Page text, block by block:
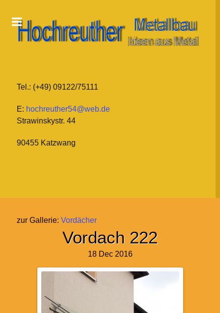
Tel.: (+49) 09122/75111
E: hochreuther54@web.de
Strawinskystr. 44
90455 Katzwang
zur Gallerie: Vordächer
Vordach 222
18 Dec 2016